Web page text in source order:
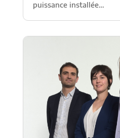
puissance installée…